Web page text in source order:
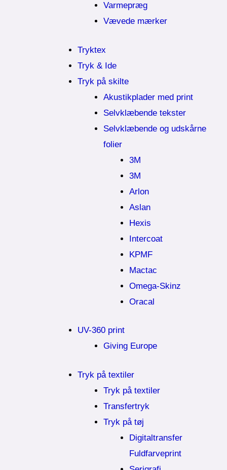
Varmepræg
Vævede mærker
Tryktex
Tryk & Ide
Tryk på skilte
Akustikplader med print
Selvklæbende tekster
Selvklæbende og udskårne
folier
3M
3M
Arlon
Aslan
Hexis
Intercoat
KPMF
Mactac
Omega-Skinz
Oracal
UV-360 print
Giving Europe
Tryk på textiler
Tryk på textiler
Transfertryk
Tryk på tøj
Digitaltransfer
Fuldfarveprint